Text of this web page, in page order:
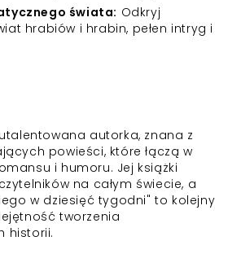
świata: Odkryj
hrabiów i hrabin, pełen intryg i
autorka, znana z
powieści, które łączą w
i humoru. Jej książki
na całym świecie, a
w dziesięć tygodni" to kolejny
tworzenia
historii.